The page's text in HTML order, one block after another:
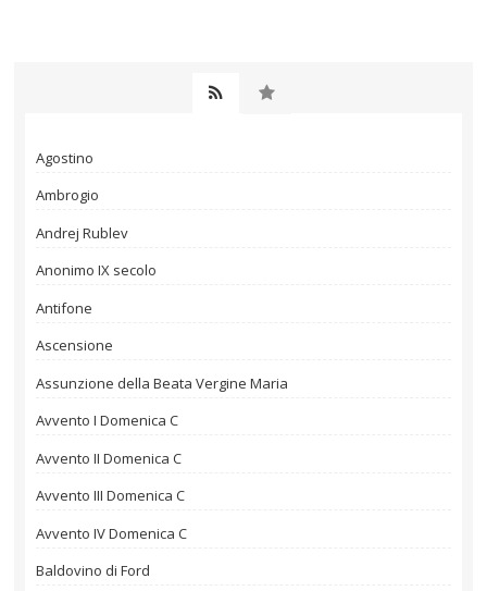
Agostino
Ambrogio
Andrej Rublev
Anonimo IX secolo
Antifone
Ascensione
Assunzione della Beata Vergine Maria
Avvento I Domenica C
Avvento II Domenica C
Avvento III Domenica C
Avvento IV Domenica C
Baldovino di Ford